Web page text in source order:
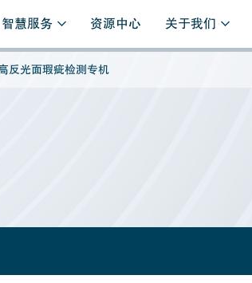
智慧服务 资源中心 关于我们
反光面瑕疵检测专机